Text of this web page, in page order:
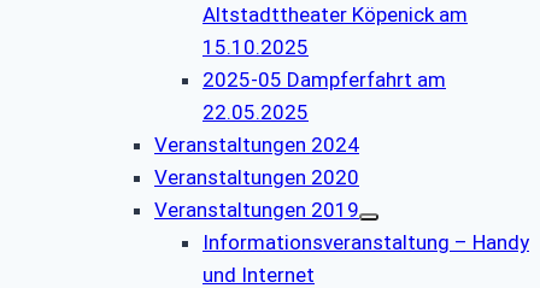
Altstadttheater Köpenick am
15.10.2025
2025-05 Dampferfahrt am
22.05.2025
Veranstaltungen 2024
Veranstaltungen 2020
Veranstaltungen 2019
Informationsveranstaltung – Handy
und Internet